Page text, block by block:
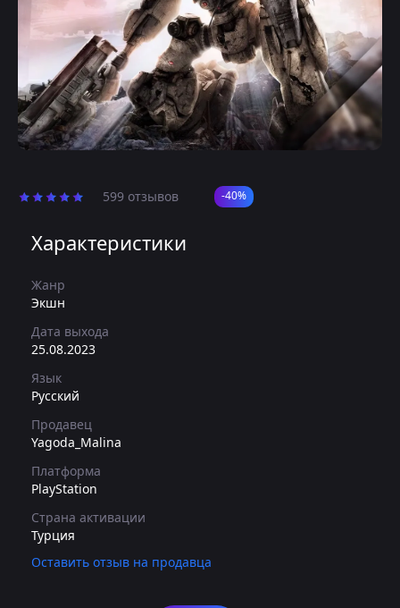
599 отзывов -40%
Характеристики
Жанр
Экшн
Дата выхода
25.08.2023
Язык
Русский
Продавец
Yagoda_Malina
Платформа
PlayStation
Страна активации
Турция
Оставить отзыв на продавца